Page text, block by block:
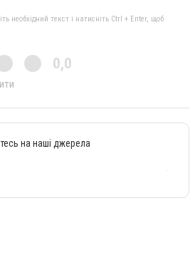
необхідний текст і натисніть Ctrl + Enter, щоб
0,0
на наші джерела